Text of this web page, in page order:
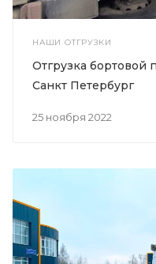
НАШИ ОТГРУЗКИ
25 ноября 2022
Отгрузка бортовой
Санкт Петербург